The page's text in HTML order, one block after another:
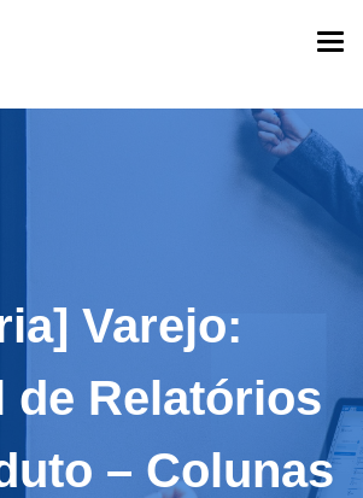
Varejo:
de Relatórios
– Colunas